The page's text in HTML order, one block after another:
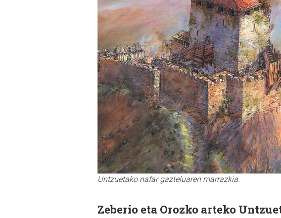
Untzuetako nafar gazteluaren marrazkia.
Zeberio eta Orozko arteko